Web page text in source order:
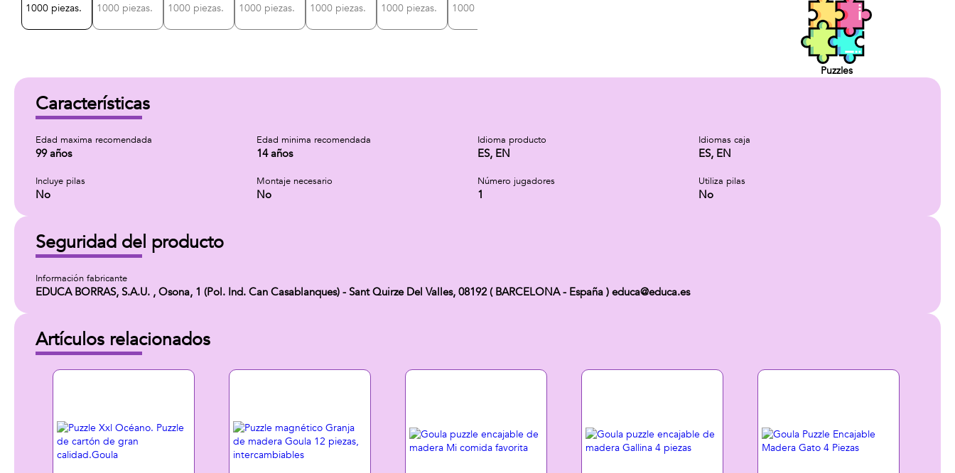
Puzzles
Características
Edad maxima recomendada
99 años
Edad minima recomendada
14 años
Idioma producto
ES, EN
Idiomas caja
ES, EN
Incluye pilas
No
Montaje necesario
No
Número jugadores
1
Utiliza pilas
No
Seguridad del producto
Información fabricante
EDUCA BORRAS, S.A.U. , Osona, 1 (Pol. Ind. Can Casablanques) - Sant Quirze Del Valles, 08192 ( BARCELONA - España ) educa@educa.es
Artículos relacionados